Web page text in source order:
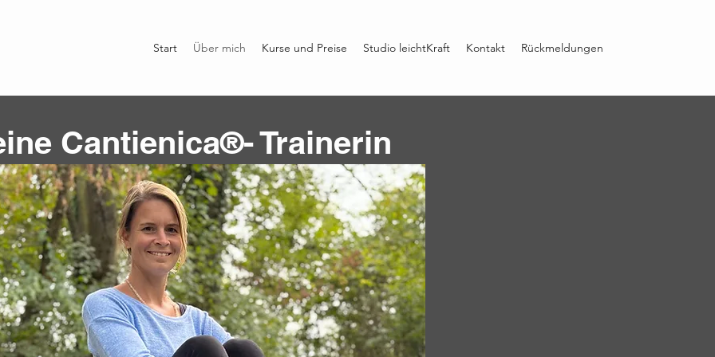
Start Über mich Kurse und Preise Studio leichtKraft Kontakt Rückmeldungen
Cantienica®- Trainerin